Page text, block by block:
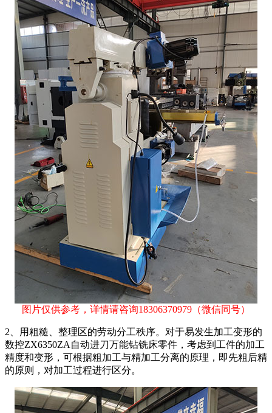
图片仅供参考，详情请咨询18306370979 （微信同号）
2、用粗糙、整理区的劳动分工秩序。对于易发生加工变形的
数控ZX6350ZA自动进刀万能钻铣床零件，考虑到工件的加工
精度和变形，可根据粗加工与精加工分离的原理，即先粗后精
的原则，对加工过程进行区分。